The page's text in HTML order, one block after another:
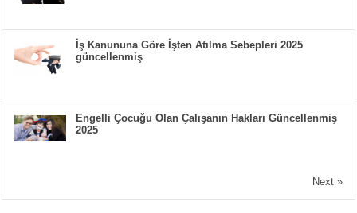
İş Kanununa Göre İşten Atılma Sebepleri 2025
güncellenmiş
Engelli Çocuğu Olan Çalışanın Hakları Güncellenmiş
2025
Next »